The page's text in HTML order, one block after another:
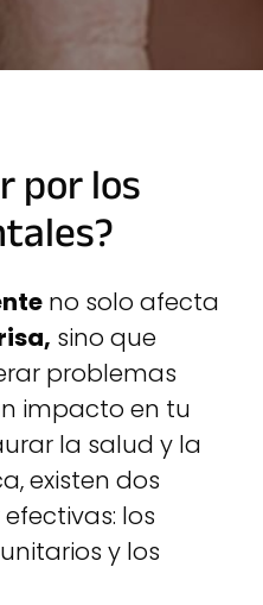
por los
no solo afecta
sino que
problemas
impacto en tu
la salud y la
existen dos
los
unitarios y los